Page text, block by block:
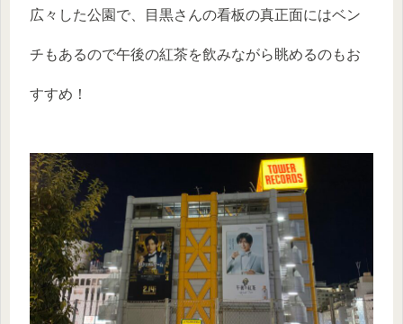
広々した公園で、目黒さんの看板の真正面にはベン
チもあるので午後の紅茶を飲みながら眺めるのもお
すすめ！